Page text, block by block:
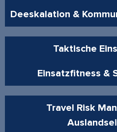
Deeskalation &
Taktische
Einsatzfitness &
Travel Risk